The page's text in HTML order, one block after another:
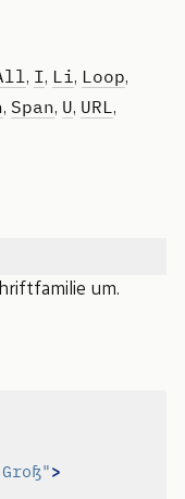
, I, Li , Loop,
, Span, U, URL ,
um.
>